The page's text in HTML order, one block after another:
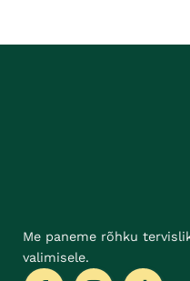
Me paneme rõhku
valimisele.